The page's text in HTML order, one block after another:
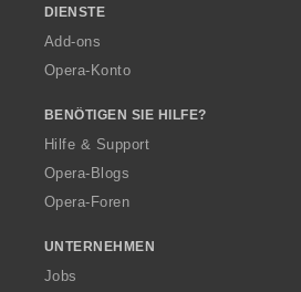
DIENSTE
Add-ons
Opera-Konto
BENÖTIGEN SIE HILFE?
Hilfe & Support
Opera-Blogs
Opera-Foren
UNTERNEHMEN
Jobs